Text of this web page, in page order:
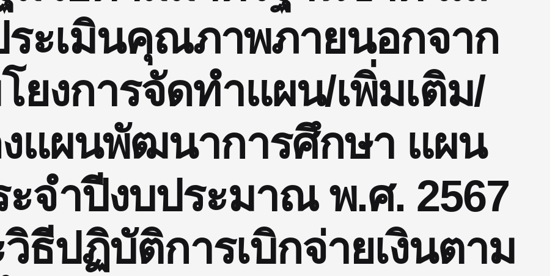
ระเมินคุณภาพภายนอกจาก
ยงการจัดทำแผน/เพิ่มเติม/
แผนพัฒนาการศึกษา แผน
จำปีงบประมาณ พ.ศ. 2567
ธีปฏิบัติการเบิกจ่ายเงินตาม